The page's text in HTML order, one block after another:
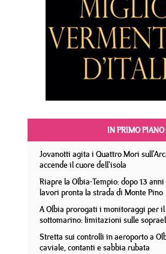
IN PRIMO PIANO
Jovanotti agita i Quattro Mori
accende il cuore dell'isola
Riapre la Olbia-Tempio: dopo 13
lavori pronta la strada di Monte Pino
A Olbia prorogati i monitoraggi per
sottomarino: limitazioni sulle
Stretta sui controlli in aeroporto a
caviale, contanti e sabbia rubata